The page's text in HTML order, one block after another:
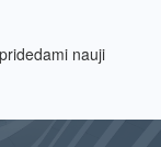
nauji